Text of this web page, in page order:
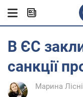
В ЄС
санкції
Марина